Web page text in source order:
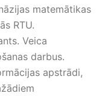
matemātikas
RTU.
Veica
darbus.
apstrādi,